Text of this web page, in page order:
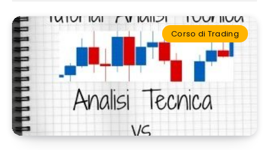
Corso di Trading